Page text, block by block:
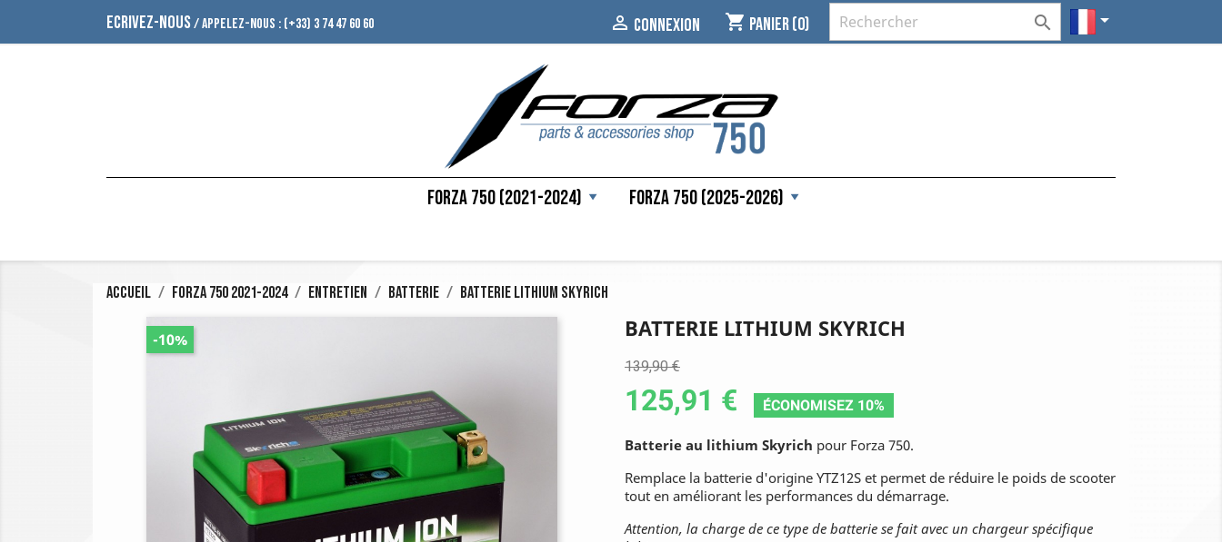
ECRIVEZ-NOUS/ APPELEZ-NOUS : (+33) 3 74 47 60 60  CONNEXION shopping_cart Panier(0)  
Forza 750 (2021-2024) Forza 750 (2025-2026)
Accueil Forza 750 2021-2024 Entretien Batterie Batterie lithium Skyrich
-10% BATTERIE LITHIUM SKYRICH
139,90 €
125,91 € ÉCONOMISEZ 10%
Batterie au lithium Skyrich pour Forza 750.
Remplace la batterie d'origine YTZ12S et permet de réduire le poids de scooter
tout en améliorant les performances du démarrage.
Attention, la charge de ce type de batterie se fait avec un chargeur spécifique